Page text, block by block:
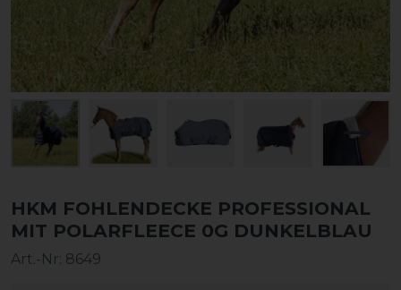
HKM FOHLENDECKE PROFESSIONAL
MIT POLARFLEECE 0G DUNKELBLAU
Art.-Nr: 8649